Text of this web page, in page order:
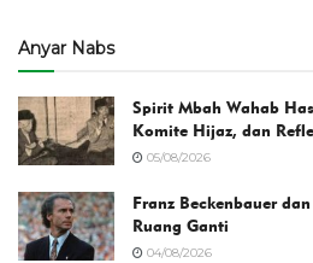
Anyar Nabs
Spirit Mbah Wahab
Komite Hijaz, dan
05/08/2026
Franz Beckenbauer
Ruang Ganti
04/08/2026